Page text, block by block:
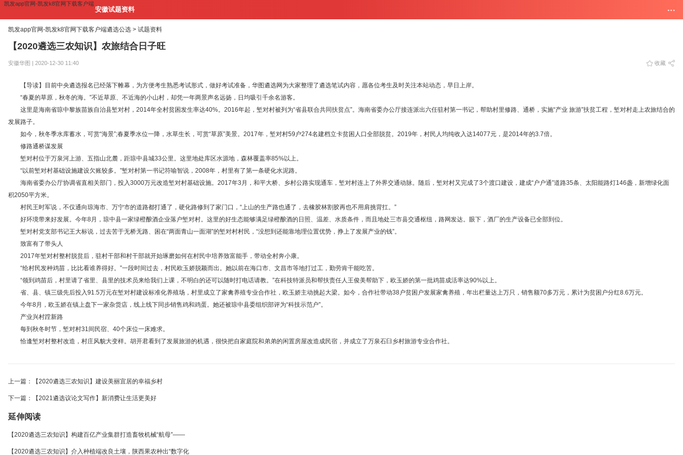
凯发app官网-凯发k8官网下载客户端
安徽试题资料
凯发app官网-凯发k8官网下载客户端遴选公选 > 试题资料
【2020遴选三农知识】农旅结合日子旺
安徽华图 | 2020-12-30 11:40 收藏
【导读】目前中央遴选报名已经落下帷幕，为方便考生熟悉考试形式，做好考试准备，华图遴选网为大家整理了遴选笔试内容，愿各位考生及时关注本站动态，早日上岸。
“春夏的草原，秋冬的海。”不近草原、不近海的小山村，却凭一年两景声名远扬，日均吸引千余名游客。
这里是海南省琼中黎族苗族自治县堑对村，2014年全村贫困发生率达40%。2016年起，堑对村被列为“省县联合共同扶贫点”。海南省委办公厅接连派出六任驻村第一书记，帮助村里修路、通桥，实施“产业 旅游”扶贫工程，堑对村走上农旅结合的
发展路子。
如今，秋冬季水库蓄水，可赏“海景”;春夏季水位一降，水草生长，可赏“草原”美景。2017年，堑对村59户274名建档立卡贫困人口全部脱贫。2019年，村民人均纯收入达14077元，是2014年的3.7倍。
修路通桥谋发展
堑对村位于万泉河上游、五指山北麓，距琼中县城33公里。这里地处库区水源地，森林覆盖率85%以上。
“以前堑对村基础设施建设欠账较多。”堑对村第一书记符喻智说，2008年，村里有了第一条硬化水泥路。
海南省委办公厅协调省直相关部门，投入3000万元改造堑对村基础设施。2017年3月，和平大桥、乡村公路实现通车，堑对村连上了外界交通动脉。随后，堑对村又完成了3个渡口建设，建成“户户通”道路35条、太阳能路灯146盏，新增绿化面
积2050平方米。
村民王时军说，不仅通向琼海市、万宁市的道路都打通了，硬化路修到了家门口，“上山的生产路也通了，去橡胶林割胶再也不用肩挑背扛。”
好环境带来好发展。今年8月，琼中县一家绿橙酿酒企业落户堑对村。这里的好生态能够满足绿橙酿酒的日照、温差、水质条件，而且地处三市县交通枢纽，路网发达。眼下，酒厂的生产设备已全部到位。
堑对村党支部书记王大标说，过去苦于无桥无路、困在“两面青山一面湖”的堑对村村民，“没想到还能靠地理位置优势，挣上了发展产业的钱”。
致富有了带头人
2017年堑对村整村脱贫后，驻村干部和村干部就开始琢磨如何在村民中培养致富能手，带动全村奔小康。
“给村民发种鸡苗，比比看谁养得好。”一段时间过去，村民欧玉娇脱颖而出。她以前在海口市、文昌市等地打过工，勤劳肯干能吃苦。
“领到鸡苗后，村里请了省里、县里的技术员来给我们上课，不明白的还可以随时打电话请教。”在科技特派员和帮扶责任人王俊美帮助下，欧玉娇的第一批鸡苗成活率达90%以上。
省、县、镇三级先后投入91.5万元在堑对村建设标准化养殖场，村里成立了家禽养殖专业合作社，欧玉娇主动挑起大梁。如今，合作社带动38户贫困户发展家禽养殖，年出栏量达上万只，销售额70多万元，累计为贫困户分红8.6万元。
今年8月，欧玉娇在镇上盘下一家杂货店，线上线下同步销售鸡和鸡蛋。她还被琼中县委组织部评为“科技示范户”。
产业兴村蹚新路
每到秋冬时节，堑对村31间民宿、40个床位一床难求。
恰逢堑对村整村改造，村庄风貌大变样。胡开君看到了发展旅游的机遇，很快把自家庭院和弟弟的闲置房屋改造成民宿，并成立了万泉石臼乡村旅游专业合作社。
上一篇：【2020遴选三农知识】建设美丽宜居的幸福乡村
下一篇：【2021遴选议论文写作】新消费让生活更美好
延伸阅读
【2020遴选三农知识】构建百亿产业集群打造畜牧机械“航母”——
【2020遴选三农知识】介入种植端改良土壤，陕西果农种出“数字化